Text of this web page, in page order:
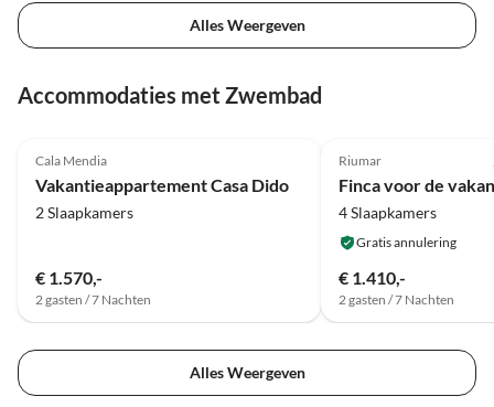
Alles Weergeven
Accommodaties met Zwembad
Cala Mendia
Vakantieappartement Casa Dido
2 Slaapkamers
€ 1.570,-
2 gasten / 7 Nachten
Riumar
4 Slaapkamers
Gratis annulering
€ 1.410,-
2 gasten / 7 Nachten
Alles Weergeven